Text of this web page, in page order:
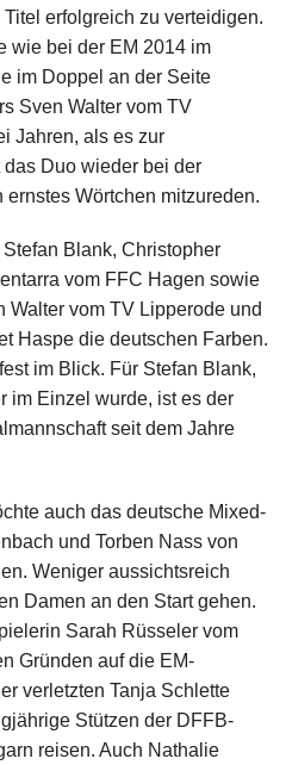
erfolgreich zu verteidigen.
wie bei der EM 2014 im
im Doppel an der Seite
Sven Walter vom TV
Jahren, als es zur
Duo wieder bei der
Wörtchen mitzureden.
Stefan Blank, Christopher
vom FFC Hagen sowie
vom TV Lipperode und
Haspe die deutschen Farben.
im Blick. Für Stefan Blank,
im Einzel wurde, ist es der
seit dem Jahre
auch das deutsche Mixed-
und Torben Nass von
Weniger aussichtsreich
Damen an den Start gehen.
Sarah Rüsseler vom
Gründen auf die EM-
verletzten Tanja Schlette
Stützen der DFFB-
reisen. Auch Nathalie